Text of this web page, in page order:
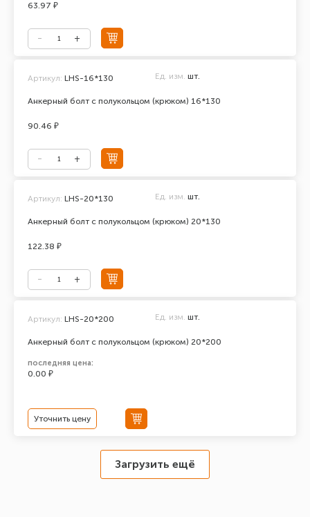
63.97 ₽
Анкерный болт с полукольцом (крюком) 16*130
Артикул: LHS-16*130 Ед. изм. шт.
90.46 ₽
Анкерный болт с полукольцом (крюком) 20*130
Артикул: LHS-20*130 Ед. изм. шт.
122.38 ₽
Анкерный болт с полукольцом (крюком) 20*200
Артикул: LHS-20*200 Ед. изм. шт.
последняя цена:
0.00 ₽
Уточнить цену
Загрузить ещё